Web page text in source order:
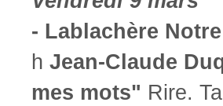
- Lablachère
h Jean-Claude
mes mots" Rire.